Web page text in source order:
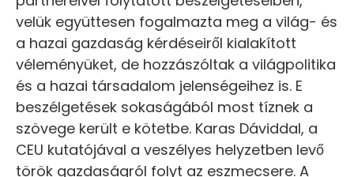
velük együttesen fogalmazta meg a világ- és
a hazai gazdaság kérdéseiről kialakított
véleményüket, de hozzászóltak a világpolitika
és a hazai társadalom jelenségeihez is. E
beszélgetések sokaságából most tíznek a
szövege került e kötetbe. Karas Dáviddal, a
CEU kutatójával a veszélyes helyzetben levő
török gazdaságról folyt az eszmecsere. A